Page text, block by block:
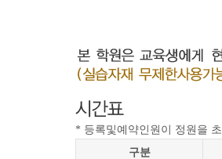
* 등록및예약인원이 정원을
구분